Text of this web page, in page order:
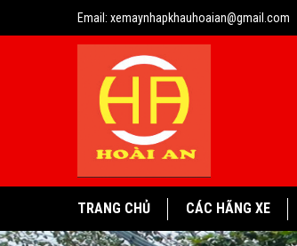
Email: xemaynhapkhauhoaian@gmail.com
TRANG CHỦ CÁC HÃNG XE